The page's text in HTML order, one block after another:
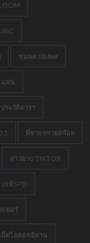
ขุนพล ปองพล
แฟน
ประวัติดารา
พี่ชาย ทรายสก๊อต
สาวอวบ TIKTOK
รท์ SPD
เดอร์
น็ตไอดอลอีสาน